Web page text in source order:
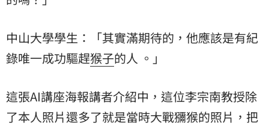
中山大學學生：「其實滿期待的，他應該是有紀
錄唯一成功驅趕猴子的人 。」
這張AI講座海報講者介紹中，這位李宗南教授除
了本人照片還多了就是當時大戰獼猴的照片，把